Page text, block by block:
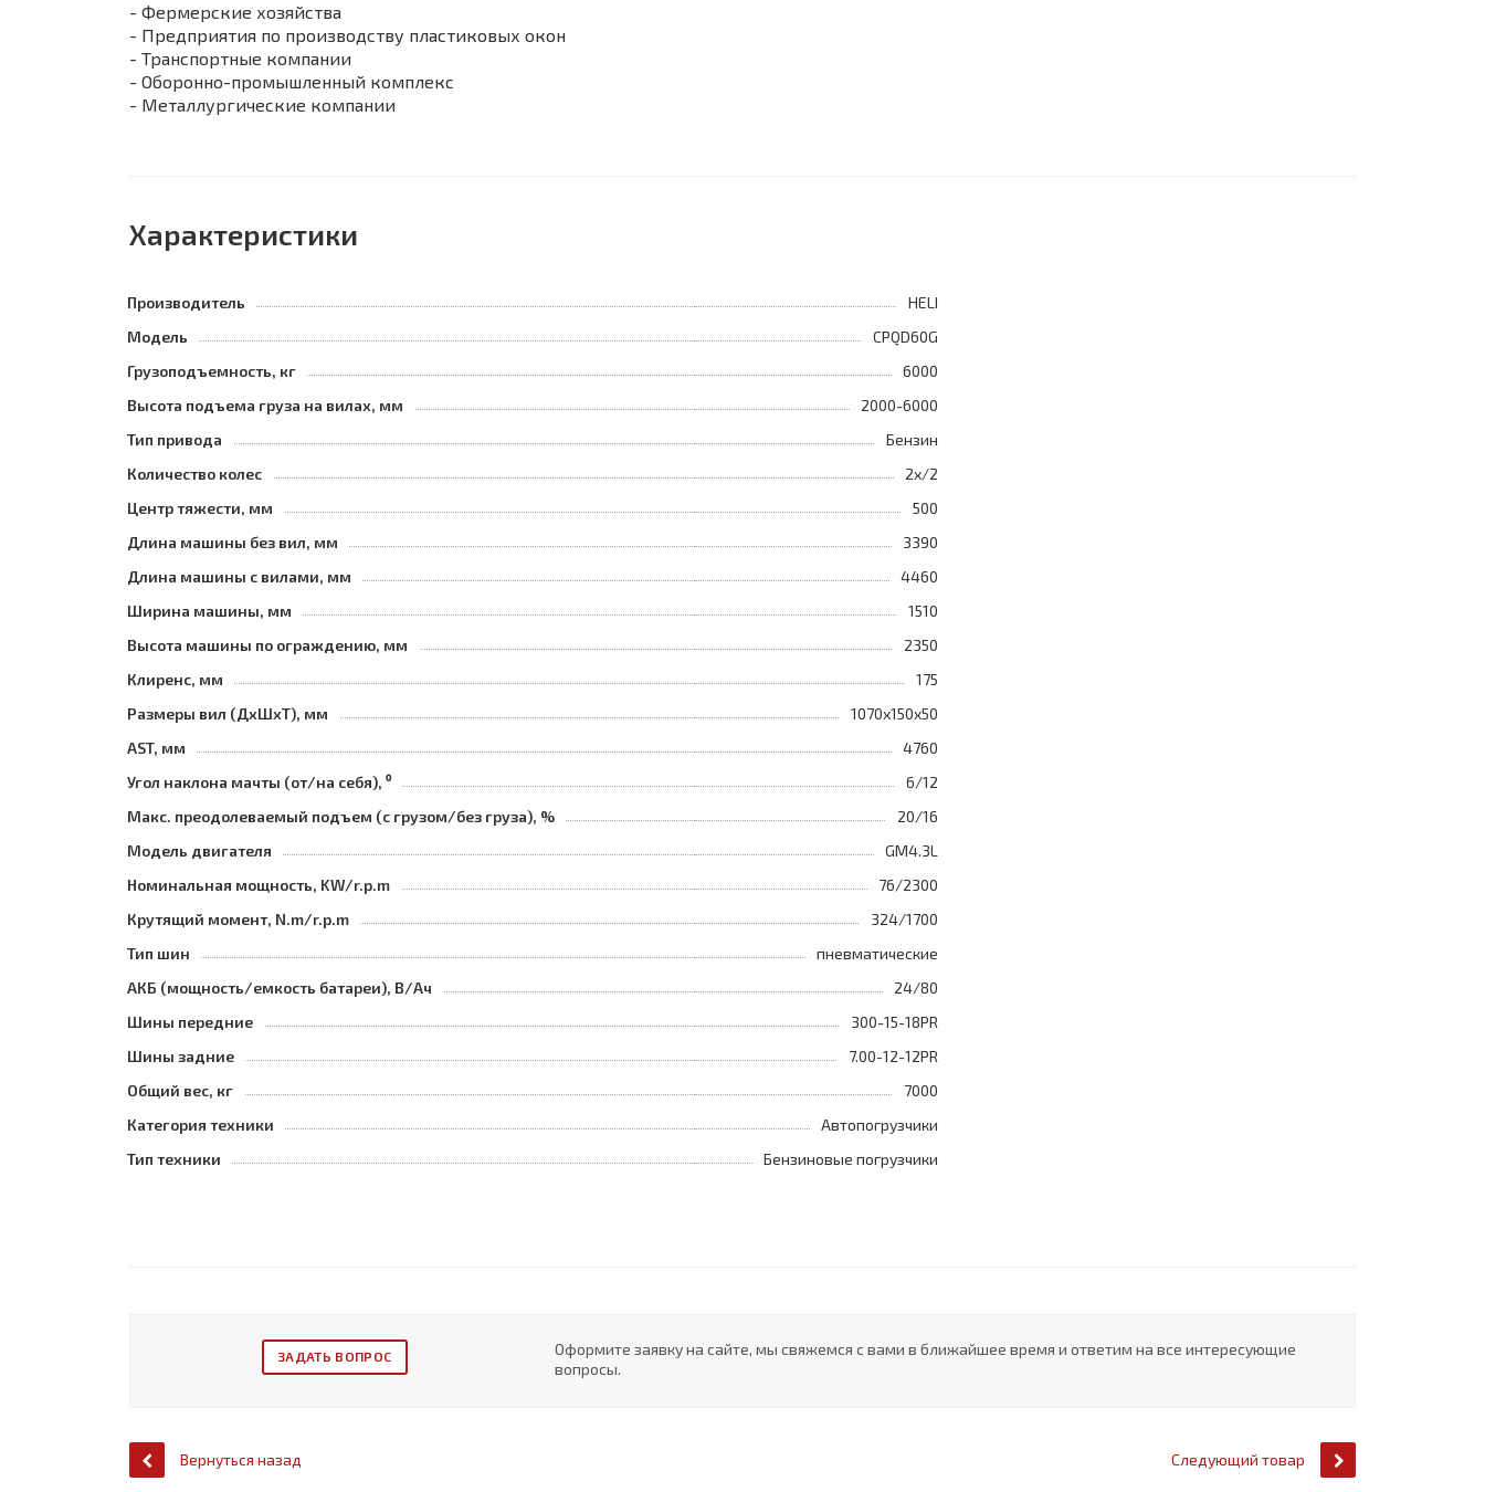
- Фермерские хозяйства
- Предприятия по производству пластиковых окон
- Транспортные компании
- Оборонно-промышленный комплекс
- Металлургические компании
Характеристики
Производитель
HELI
Модель
CPQD60G
Грузоподъемность, кг
6000
Высота подъема груза на вилах, мм
2000-6000
Тип привода
Бензин
Количество колес
2х/2
Центр тяжести, мм
500
Длина машины без вил, мм
3390
Длина машины с вилами, мм
4460
Ширина машины, мм
1510
Высота машины по ограждению, мм
2350
Клиренс, мм
175
Размеры вил (ДхШхТ), мм
1070х150х50
AST, мм
4760
Угол наклона мачты (от/на себя), ⁰
6/12
Макс. преодолеваемый подъем (с грузом/без груза), %
20/16
Модель двигателя
GM4.3L
Номинальная мощность, KW/r.p.m
76/2300
Крутящий момент, N.m/r.p.m
324/1700
Тип шин
пневматические
АКБ (мощность/емкость батареи), В/Ач
24/80
Шины передние
300-15-18PR
Шины задние
7.00-12-12PR
Общий вес, кг
7000
Категория техники
Автопогрузчики
Тип техники
Бензиновые погрузчики
ЗАДАТЬ ВОПРОС
Оформите заявку на сайте, мы свяжемся с вами в ближайшее время и ответим на все интересующие
вопросы.
Вернуться назад Следующий товар